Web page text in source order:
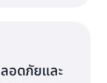
อดภัยและ